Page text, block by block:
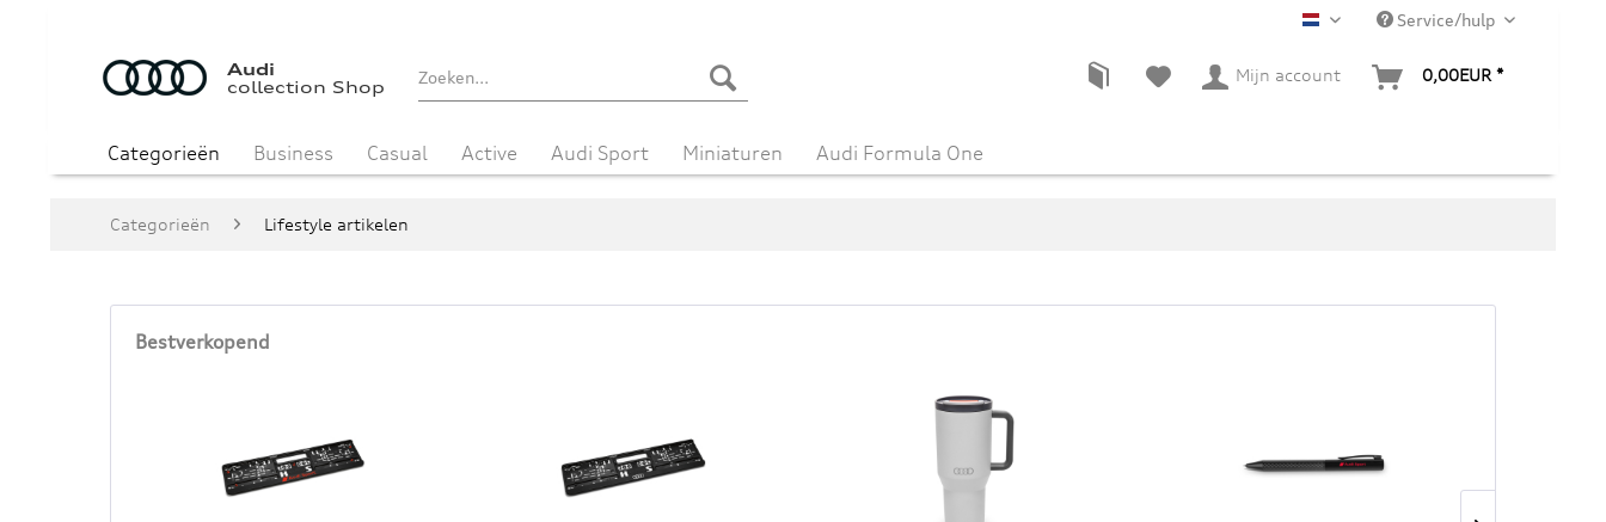
NL Service/hulp
Audi
collection Shop
Mijn account 0,00EUR *
Categorieën Business Casual Active Audi Sport Miniaturen Audi Formula One
Categorieën Lifestyle artikelen
Bestverkopend